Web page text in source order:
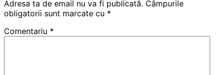
Adresa ta de email nu va fi publicată. Câmpurile
obligatorii sunt marcate cu *
Comentariu *